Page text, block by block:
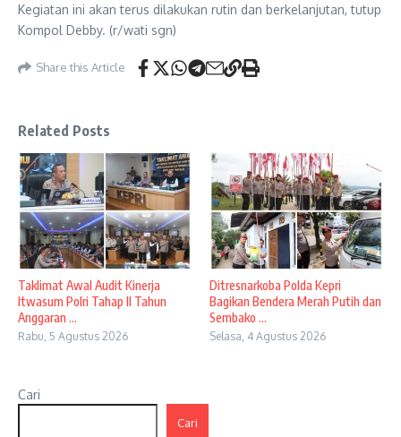
Kegiatan ini akan terus dilakukan rutin dan berkelanjutan, tutup
Kompol Debby. (r/wati sgn)
Share this Article
Related Posts
Taklimat Awal Audit Kinerja
Itwasum Polri Tahap II Tahun
Anggaran ...
Rabu, 5 Agustus 2026
Ditresnarkoba Polda Kepri
Bagikan Bendera Merah Putih dan
Sembako ...
Selasa, 4 Agustus 2026
Cari
Cari